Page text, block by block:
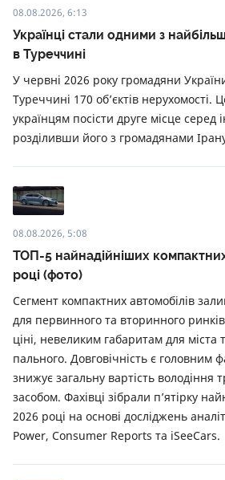
08.08.2026, 6:13
Українці стали одними з
в Туреччині
У червні 2026 року громадяни
Туреччині 170 об’єктів нерухомості.
українцям посісти друге місце серед
розділивши його з громадянами
08.08.2026, 5:08
ТОП-5 найнадійніших
році (фото)
Сегмент компактних автомобілів
для первинного та вторинного
ціні, невеликим габаритам для міста
пального. Довговічність є головним
знижує загальну вартість володіння
засобом. Фахівці зібрали п’ятірку
2026 році на основі досліджень
Power, Consumer Reports та iSeeCars.